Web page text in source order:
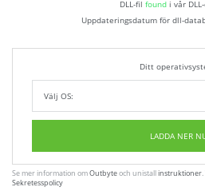
DLL-fil found i vår
Uppdateringsdatum för dll-
Ditt
LADDA NER
Se mer information omOutbyteoch unistallinstruktioner
Sekretesspolicy